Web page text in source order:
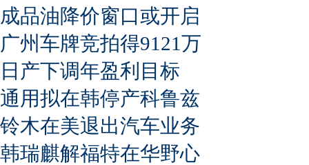
成品油降价窗口或开启
广州车牌竞拍得9121万
日产下调年盈利目标
通用拟在韩停产科鲁兹
铃木在美退出汽车业务
韩瑞麒解福特在华野心